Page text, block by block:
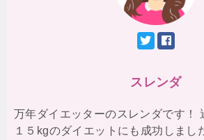
スレンダ
万年ダイエッターのスレンダです！
１５kgのダイエットにも成功しまし